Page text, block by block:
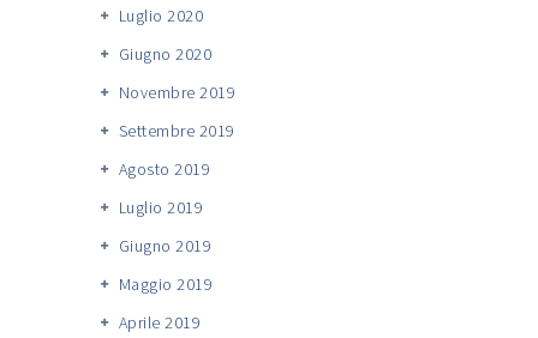
Luglio 2020
Giugno 2020
Novembre 2019
Settembre 2019
Agosto 2019
Luglio 2019
Giugno 2019
Maggio 2019
Aprile 2019